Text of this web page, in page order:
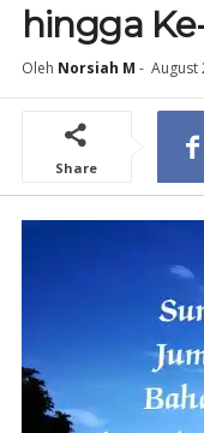
hingga
Oleh Norsiah M - August
Share